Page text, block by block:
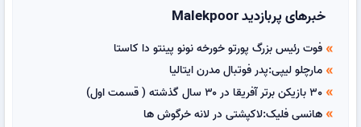
خبرهای پربازدید Malekpoor
double_arrow فوت رئیس بزرگ پورتو خورخه نونو پینتو دا کاستا
double_arrow مارچلو لیپی:پدر فوتبال مدرن ایتالیا
double_arrow 30 بازیکن برتر آفریقا در ۳۰ سال گذشته ( قسمت اول)
double_arrow هانسی فلیک:لاکپشتی در لانه خرگوش ها